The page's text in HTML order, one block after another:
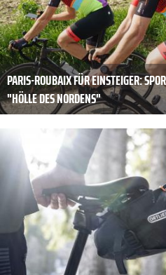
PARIS-ROUBAIX FÜR EINSTEIGER:
"HÖLLE DES NORDENS"